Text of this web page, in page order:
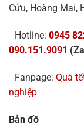
Cửu, Hoàng Mai,
Hotline: 0945
090.151.9091
Fanpage: Quà
nghiệp
Bản đồ